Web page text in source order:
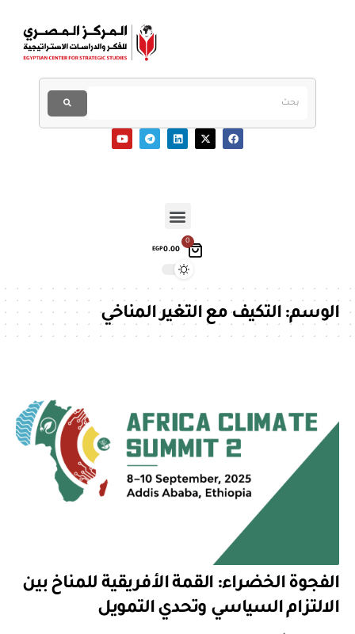
0
EGP0.00
الوسم:التكيف مع التغير المناخي
الفجوة الخضراء: القمة الأفريقية للمناخ بين
الالتزام السياسي وتحدي التمويل